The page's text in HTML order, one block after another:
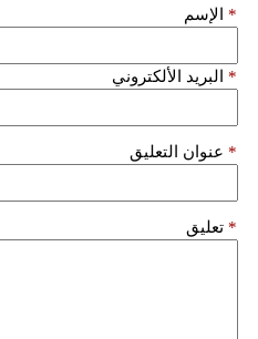
الإسم *
البريد الألكتروني *
عنوان التعليق *
تعليق *